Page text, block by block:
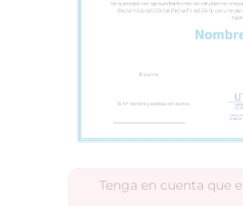
Tenga en cuenta que